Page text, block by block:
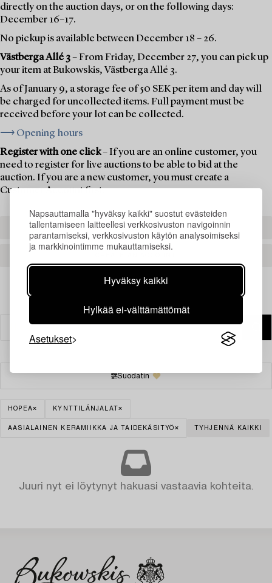
Napsauttamalla "hyväksy kaikki" suostut evästeiden
tallentamiseen laitteellesi verkkosivuston navigoinnin
parantamiseksi, verkkosivuston käytön analysoimiseksi
ja markkinointimme mukauttamiseksi.
Hyväksy kaikki
Hylkää ei-välttämättömät
Asetukset
directly on the auction days, or on the following days:
December 16–17.
No pickup is available between December 18 – 26.
Västberga Allé 3– From Friday, December 27, you can pick up
your item at Bukowskis, Västberga Allé 3.
As of January 9, a storage fee of 50 SEK per item and day will
be charged for uncollected items. Full payment must be
received before your lot can be collected.
⟶ Opening hours
Register with one click– If you are an online customer, you
need to register for live auctions to be able to bid at the
auction. If you are a new customer, you must create a
Customer Account first.
REGISTER TO BID
Suodatin
HOPEA KYNTTILÄNJALAT
AASIALAINEN KERAMIIKKA JA TAIDEKÄSITYÖ TYHJENNÄ KAIKKI
Juuri nyt ei löytynyt hakuasi vastaavia kohteita.